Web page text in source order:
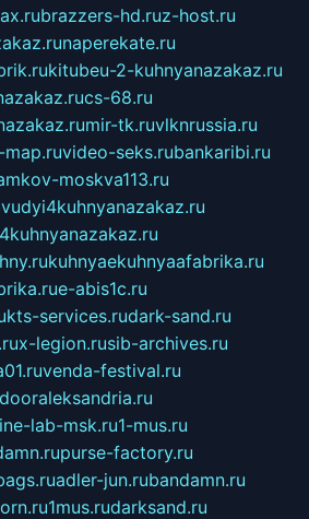
brazzers-hd.ruz-host.ru
naperekate.ru
kitubeu-2-kuhnyanazakaz.ru
cs-68.ru
mir-tk.ruvlknrussia.ru
video-seks.rubankaribi.ru
moskva113.ru
kuhnyaekuhnyaafabrika.ru
e-abis1c.ru
kts-services.rudark-sand.ru
x-legion.rusib-archives.ru
venda-festival.ru
dooraleksandria.ru
lab-msk.ru1-mus.ru
purse-factory.ru
adler-jun.rubandamn.ru
1mus.rudarksand.ru